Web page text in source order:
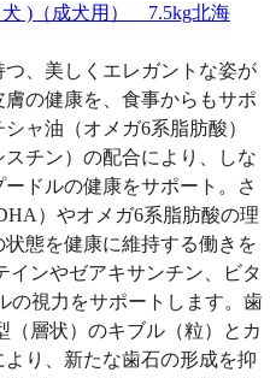
)（成犬用） 7.5kg北海
、美しくエレガントな姿が
の健康を、食事からもサポ
ャ油（オメガ6系脂肪酸）
チン）の配合により、しな
ドルの健康をサポート。さ
）やオメガ6系脂肪酸の理
態を健康に維持する働きを
インやゼアキサンチン、ビタ
の視力をサポートします。歯
（層状）のキブル（粒）とカ
り、新たな歯石の形成を抑